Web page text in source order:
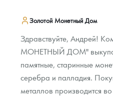
Золотой Монетный Дом
Здравствуйте, Андрей!
МОНЕТНЫЙ ДОМ"
памятные, старинные
серебра и палладия.
металлов производится